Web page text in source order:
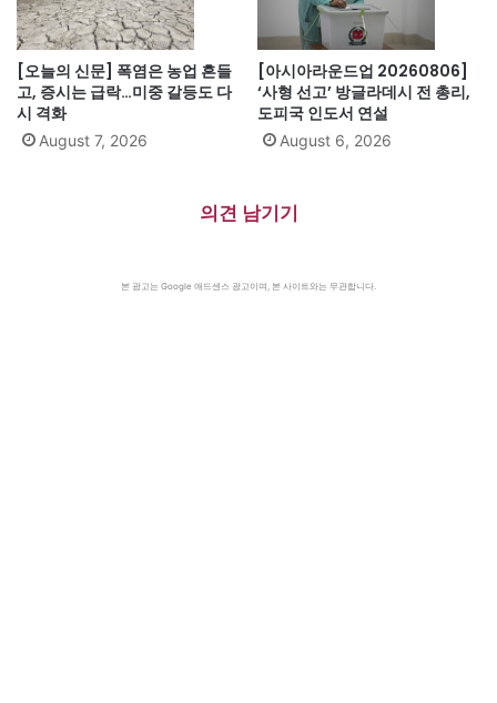
[오늘의 신문] 폭염은 농업 흔들
고, 증시는 급락…미중 갈등도 다
시 격화
August 7, 2026
[아시아라운드업 20260806]
‘사형 선고’ 방글라데시 전 총리,
도피국 인도서 연설
August 6, 2026
의견 남기기
본 광고는 Google 애드센스 광고이며, 본 사이트와는 무관합니다.